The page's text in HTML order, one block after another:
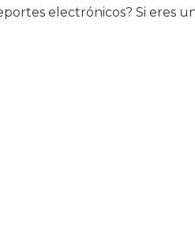
electrónicos? Si eres